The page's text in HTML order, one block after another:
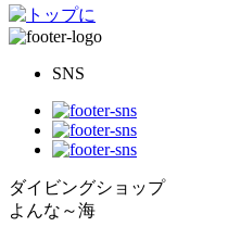
SNS
ダイビングショップ
よんな～海